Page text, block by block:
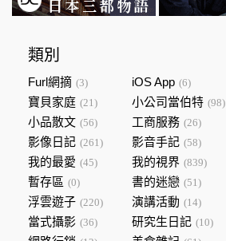
類別
Furl網摘 (3) iOS App (6)
寶貝家庭 (21) 小公司當伯特 (98)
小品散文 (56) 工商服務 (26)
影像日記 (261) 影音手記 (58)
我的最愛 (45) 我的視界 (839)
暫存區 (0) 書的迷戀 (51)
浮雲遊子 (220) 演講活動 (14)
當式攝影 (36) 研究生日記 (10)